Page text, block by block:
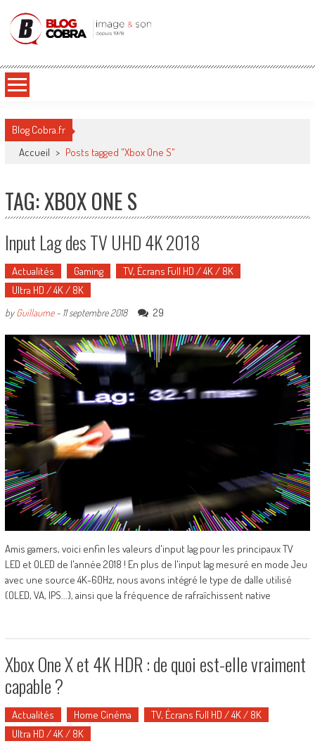
Blog Cobra
Blog Cobra.fr
Accueil > Posts tagged "Xbox One S"
TAG: XBOX ONE S
Input Lag des TV UHD 4K 2018
Actualités Gaming
TV, Écrans Full HD / 4K / 8K
Ultra HD / 4K / 8K
byGuillaume- 11 septembre 2018 29
Amis gamers, voici enfin les valeurs d'input lag pour les principaux TV
LED et OLED de l'année 2018 ! En plus de l'input lag mesuré en mode Jeu
avec une source 4K-60Hz, nous avons intégré le type de dalle utilisé
(OLED, VA, IPS...), ainsi que la fréquence de rafraîchissent native
Xbox One X et 4K HDR : de quoi est-elle vraiment
capable ?
Actualités Home Cinéma
TV, Écrans Full HD / 4K / 8K
Ultra HD / 4K / 8K